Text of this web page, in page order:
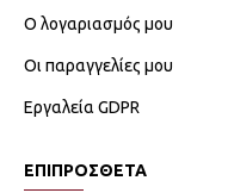
Ο λογαριασμός μου
Οι παραγγελίες μου
Εργαλεία GDPR
ΕΠΙΠΡΟΣΘΕΤΑ